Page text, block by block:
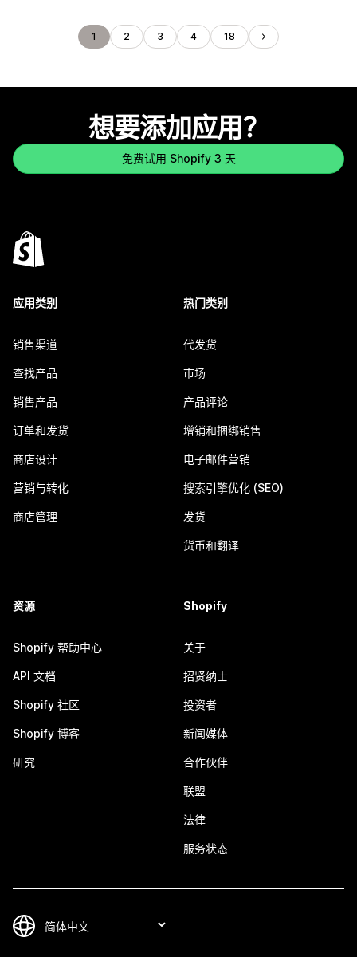
1 2 3 4 18
想要添加应用？
免费试用 Shopify 3 天
应用类别
销售渠道
查找产品
销售产品
订单和发货
商店设计
营销与转化
商店管理
热门类别
代发货
市场
产品评论
增销和捆绑销售
电子邮件营销
搜索引擎优化 (SEO)
发货
货币和翻译
资源
Shopify 帮助中心
API 文档
Shopify 社区
Shopify 博客
研究
Shopify
关于
招贤纳士
投资者
新闻媒体
合作伙伴
联盟
法律
服务状态